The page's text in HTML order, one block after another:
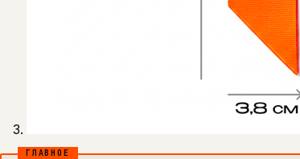
ГЛАВНОЕ